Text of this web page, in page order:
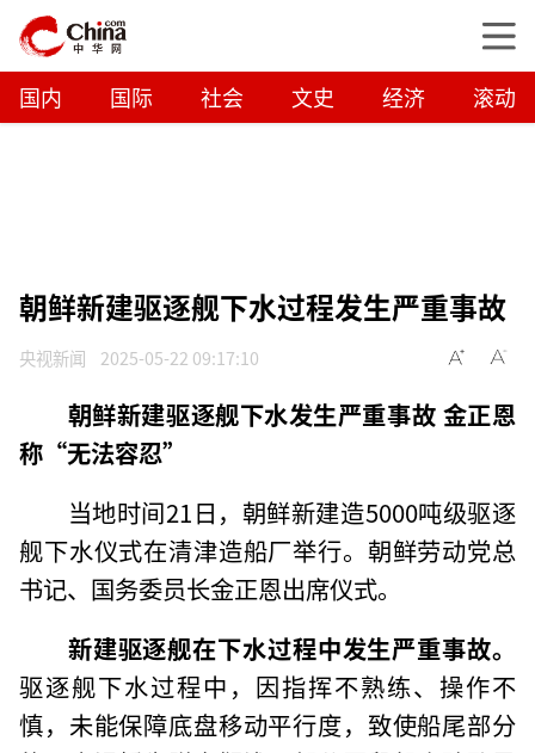
国内 国际 社会 文史 经济 滚动
朝鲜新建驱逐舰下水过程发生严重事故
央视新闻 2025-05-22 09:17:10
朝鲜新建驱逐舰下水发生严重事故 金正恩
称“无法容忍”
当地时间21日，朝鲜新建造5000吨级驱逐
舰下水仪式在清津造船厂举行。朝鲜劳动党总
书记、国务委员长金正恩出席仪式。
新建驱逐舰在下水过程中发生严重事故。
驱逐舰下水过程中，因指挥不熟练、操作不
慎，未能保障底盘移动平行度，致使船尾部分